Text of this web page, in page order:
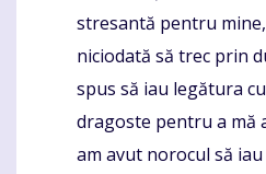
stresantă pentru
niciodată să trec prin
spus să iau legătura
dragoste pentru a mă
am avut norocul să